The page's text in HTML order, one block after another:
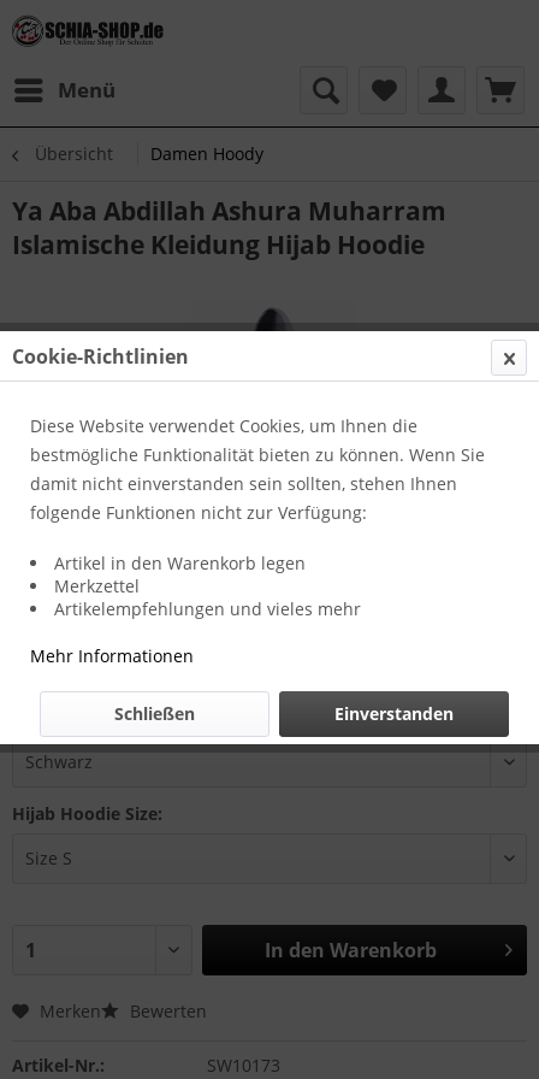
Menü
Übersicht Damen Hoody
Ya Aba Abdillah Ashura Muharram
Islamische Kleidung Hijab Hoodie
39,99 € *
Zustellung in 2-3 Werktagen
Hijab Hoodie Size:
In den Warenkorb
Merken Bewerten
Artikel-Nr.: SW10173
Cookie-Richtlinien
Diese Website verwendet Cookies, um Ihnen die
bestmögliche Funktionalität bieten zu können. Wenn Sie
damit nicht einverstanden sein sollten, stehen Ihnen
folgende Funktionen nicht zur Verfügung:
Artikel in den Warenkorb legen
Merkzettel
Artikelempfehlungen und vieles mehr
Mehr Informationen
Einverstanden
Schließen